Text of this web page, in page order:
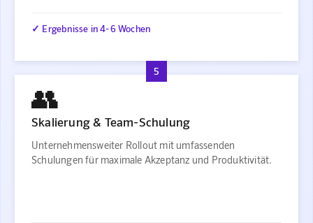
✓ Ergebnisse in 4-6 Wochen
5
👥
Skalierung & Team-Schulung
Unternehmensweiter Rollout mit umfassenden
Schulungen für maximale Akzeptanz und Produktivität.